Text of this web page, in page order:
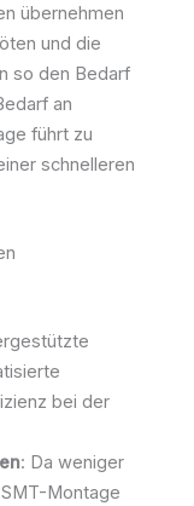
übernehmen
und die
so den Bedarf
an
führt zu
schnelleren
bei der
: Da weniger
Montage